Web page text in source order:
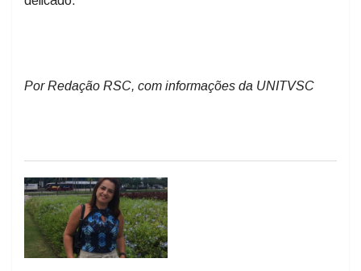
Por Redação RSC, com informações da UNITVSC